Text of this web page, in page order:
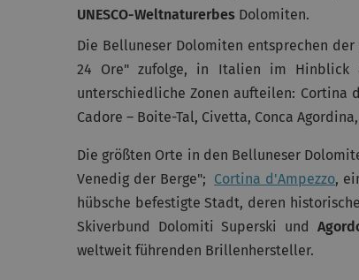
UNESCO-Weltnaturerbes Dolomiten.
Die Belluneser Dolomiten entsprechen
24 Ore" zufolge, in Italien im
unterschiedliche Zonen aufteilen: Cortina
Cadore – Boite-Tal, Civetta, Conca
Die größten Orte in den Belluneser
Venedig der Berge"; Cortina d'Ampezzo,
hübsche befestigte Stadt, deren
Skiverbund Dolomiti Superski und
weltweit führenden Brillenhersteller.